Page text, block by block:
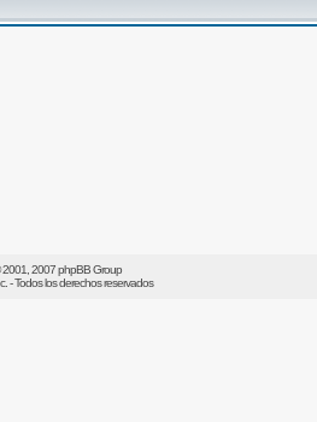
2007 phpBB Group
- Todos los derechos reservados